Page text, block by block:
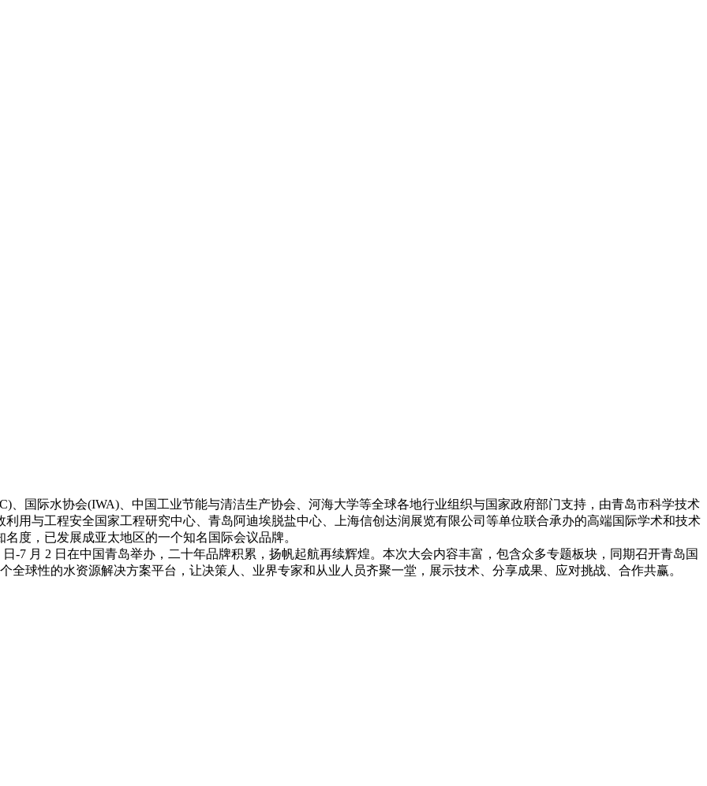
、国际水协会(IWA)、中国工业节能与清洁生产协会、河海大学等全球各地行业组织与国家政府部门支持，由青岛市科学技术
用与工程安全国家工程研究中心、青岛阿迪埃脱盐中心、上海信创达润展览有限公司等单位联合承办的高端国际学术和技术
度，已发展成亚太地区的一个知名国际会议品牌。
-7 月 2 日在中国青岛举办，二十年品牌积累，扬帆起航再续辉煌。本次大会内容丰富，包含众多专题板块，同期召开青岛国
全球性的水资源解决方案平台，让决策人、业界专家和从业人员齐聚一堂，展示技术、分享成果、应对挑战、合作共赢。